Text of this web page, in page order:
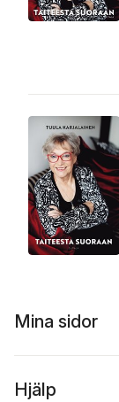
Mina sidor
Hjälp